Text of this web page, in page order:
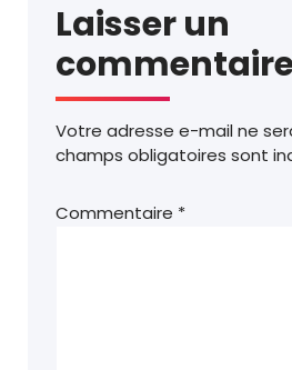
Laisser un
Votre adresse e-mail ne
champs obligatoires sont
Commentaire *